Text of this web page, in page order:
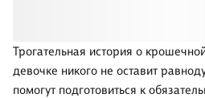
Трогательная история о
девочке никого не оставит
помогут подготовиться к